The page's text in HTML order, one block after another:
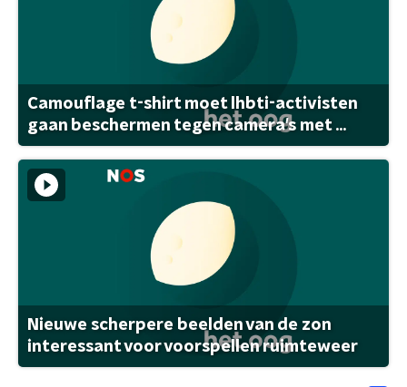
Camouflage t-shirt moet lhbti-activisten
gaan beschermen tegen camera's met ...
Nieuwe scherpere beelden van de zon
interessant voor voorspellen ruimteweer